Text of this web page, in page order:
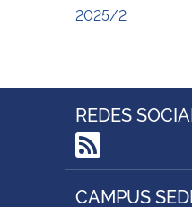
2025/2
REDES
RSS
CAMPUS